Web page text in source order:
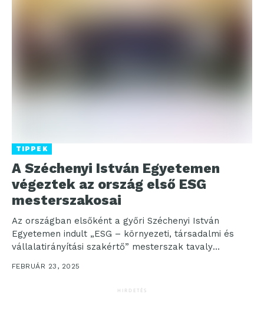
TIPPEK
A Széchenyi István Egyetemen
végeztek az ország első ESG
mesterszakosai
Az országban elsőként a győri Széchenyi István
Egyetemen indult „ESG – környezeti, társadalmi és
vállalatirányítási szakértő” mesterszak tavaly
februárban. A napokban tették le...
FEBRUÁR 23, 2025
HIRDETÉS